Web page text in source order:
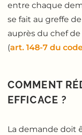
entre chaque
se fait au greffe
auprès du chef
(art. 148-7 du
COMMENT
EFFICACE ?
La demande doit